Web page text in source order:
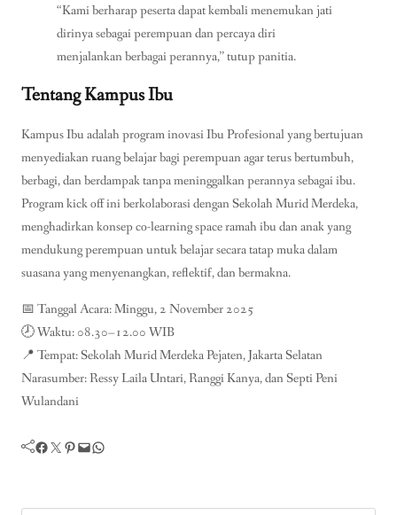
“Kami berharap peserta dapat kembali menemukan jati
dirinya sebagai perempuan dan percaya diri
menjalankan berbagai perannya,” tutup panitia.
Tentang Kampus Ibu
Kampus Ibu adalah program inovasi Ibu Profesional yang bertujuan
menyediakan ruang belajar bagi perempuan agar terus bertumbuh,
berbagi, dan berdampak tanpa meninggalkan perannya sebagai ibu.
Program kick off ini berkolaborasi dengan Sekolah Murid Merdeka,
menghadirkan konsep co-learning space ramah ibu dan anak yang
mendukung perempuan untuk belajar secara tatap muka dalam
suasana yang menyenangkan, reflektif, dan bermakna.
📅 Tanggal Acara: Minggu, 2 November 2025
🕗 Waktu: 08.30–12.00 WIB
📍 Tempat: Sekolah Murid Merdeka Pejaten, Jakarta Selatan
Narasumber: Ressy Laila Untari, Ranggi Kanya, dan Septi Peni
Wulandani
Facebook Twitter Pinterest Mail WhatsApp